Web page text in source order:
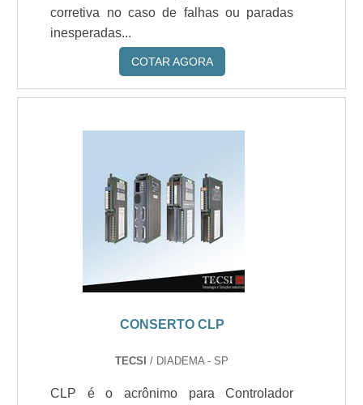
corretiva no caso de falhas ou paradas
inesperadas...
COTAR AGORA
CONSERTO CLP
TECSI/ DIADEMA - SP
CLP é o acrônimo para Controlador